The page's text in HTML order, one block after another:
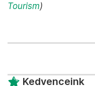
Tourism)
Kedvenceink